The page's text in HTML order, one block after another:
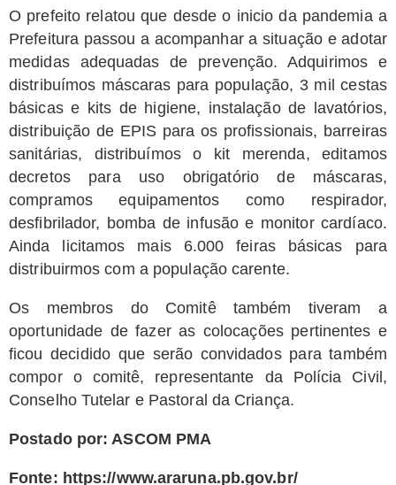
O prefeito relatou que desde o inicio da pandemia a
Prefeitura passou a acompanhar a situação e adotar
medidas adequadas de prevenção. Adquirimos e
distribuímos máscaras para população, 3 mil cestas
básicas e kits de higiene, instalação de lavatórios,
distribuição de EPIS para os profissionais, barreiras
sanitárias, distribuímos o kit merenda, editamos
decretos para uso obrigatório de máscaras,
compramos equipamentos como respirador,
desfibrilador, bomba de infusão e monitor cardíaco.
Ainda licitamos mais 6.000 feiras básicas para
distribuirmos com a população carente.
Os membros do Comitê também tiveram a
oportunidade de fazer as colocações pertinentes e
ficou decidido que serão convidados para também
compor o comitê, representante da Polícia Civil,
Conselho Tutelar e Pastoral da Criança.
Postado por: ASCOM PMA
Fonte: https://www.araruna.pb.gov.br/